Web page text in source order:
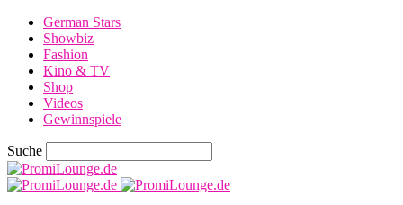
German Stars
Showbiz
Fashion
Kino & TV
Shop
Videos
Gewinnspiele
Suche